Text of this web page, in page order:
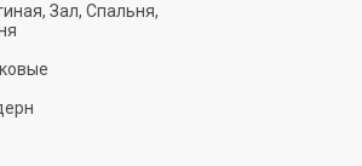
Зал, Спальня,